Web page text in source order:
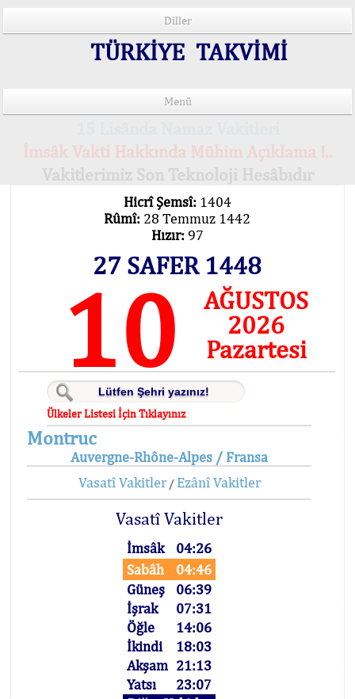
Diller
TÜRKİYE TAKVİMİ
Menü
Hicrî Şemsî: 1404
Rûmî: 28 Temmuz 1442
Hızır: 97
27 SAFER 1448
10
AĞUSTOS
2026
Pazartesi
Ülkeler Listesi İçin Tıklayınız
Montruc
Auvergne-Rhône-Alpes / Fransa
Vasatî Vakitler/ Ezânî Vakitler
Vasatî Vakitler
İmsâk
04:26
Sabâh
04:46
Güneş
06:39
İşrak
07:31
Öğle
14:06
İkindi
18:03
Akşam 21:13
Yatsı
23:07